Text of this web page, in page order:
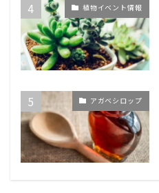
植物イベント情報
アガベシロップ